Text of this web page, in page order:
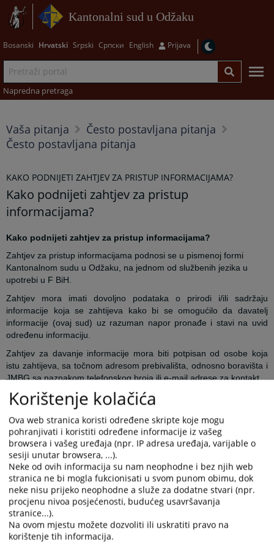
Kantonalni sud u Odžaku
Bosanski Hrvatski Srpski Српски English Prijava
Napredna pretraga
Vaša pitanja
Često postavljana pitanja
Često postavljana pitanja
KAKO PODNIJETI ZAHTJEV ZA PRISTUP INFORMACIJAMA?
Kako podnijeti zahtjev za pristup
informacijama?
Kako podnijeti zahtjev za pristup informacijama?
Zahtjev za pristup informacijama podnosi se u pismenoj formi
Kantonalnom sudu u Odžaku, na jednom od službenih jezika u
upotrebi u F BiH.
Zahtjev mora imati dovoljno podataka o prirodi i/ili sadržaju
informacije koja se zahtijeva kako bi se omogućilo da davatelj
informacije (ovaj sud) uz razuman napor pronađe i stavi na uvid
određenu informaciju.
Zahtjev za davanje informacije mora biti potpisan od osobe koja
istu zahtijeva, sa točnom adresom prebivališta, odnosno boravišta i
JMBG sa naznakom telefonskog broja ili e-mail adrese za kontakt.
Zahtjev se predaje u prijemnu kancelariju suda, putem pošte na
adresu suda ili putem web portala.
Zahtjev koji se odnosi na osobnu informaciju, pored prethodno
navedenih podataka i uvjeta, može podnijeti samo fizička osoba na
koju se zahtjev odnosi, odnosno njen zakonski zastupnik ili osoba
koju je podnositelj zahtjeva pismeno ovlastio za pristup informaciji.
Ako zahtjev podnese fizička osoba na koju se zahtjev odnosi, ta
osoba je dužna potpisati zahtjev i pokazati propisani osobni
dokument sa fotografijom. Ako zahtjev podnese zakonski zastupnik
ili osoba koju je podnositelj zahtjeva pismeno ovlastio za pristup
informaciji, ta osoba je dužna podnijeti dokaz o zakonskom
zastupanju, odnosno punomoć, kao i kopiju osobne isprave
Korištenje kolačića
Ova web stranica koristi određene skripte koje mogu
pohranjivati i koristiti određene informacije iz vašeg
browsera i vašeg uređaja (npr. IP adresa uređaja, varijable o
sesiji unutar browsera, ...).
Neke od ovih informacija su nam neophodne i bez njih web
stranica ne bi mogla fukcionisati u svom punom obimu, dok
neke nisu prijeko neophodne a služe za dodatne stvari (npr.
procjenu nivoa posjećenosti, budućeg usavršavanja
stranice...).
Na ovom mjestu možete dozvoliti ili uskratiti pravo na
korištenje tih informacija.